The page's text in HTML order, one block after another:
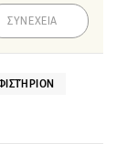
ΣΥΝΕΧΕΙΑ